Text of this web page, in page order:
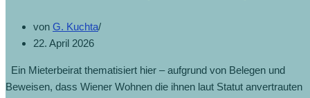
von G. Kuchta
22. April 2026
Ein Mieterbeirat thematisiert hier – aufgrund von Belegen und
Beweisen, dass Wiener Wohnen die ihnen laut Statut anvertrauten